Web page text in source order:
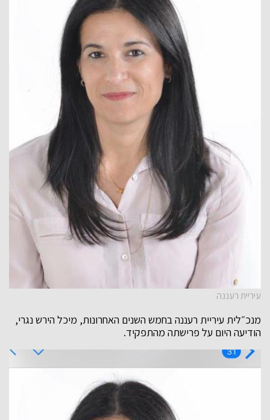
עיריית רעננה
מנכ״לית עיריית רעננה בחמש השנים האחרונות, מיכל הירש נגרי,
הודיעה היום על פרישתה מהתפקיד.